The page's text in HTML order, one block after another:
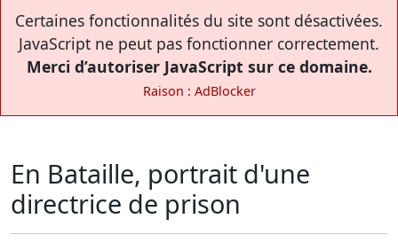
Certaines fonctionnalités du site sont désactivées.
JavaScript ne peut pas fonctionner correctement.
Merci d’autoriser JavaScript sur ce domaine.
Raison : AdBlocker
En Bataille, portrait d'une
directrice de prison